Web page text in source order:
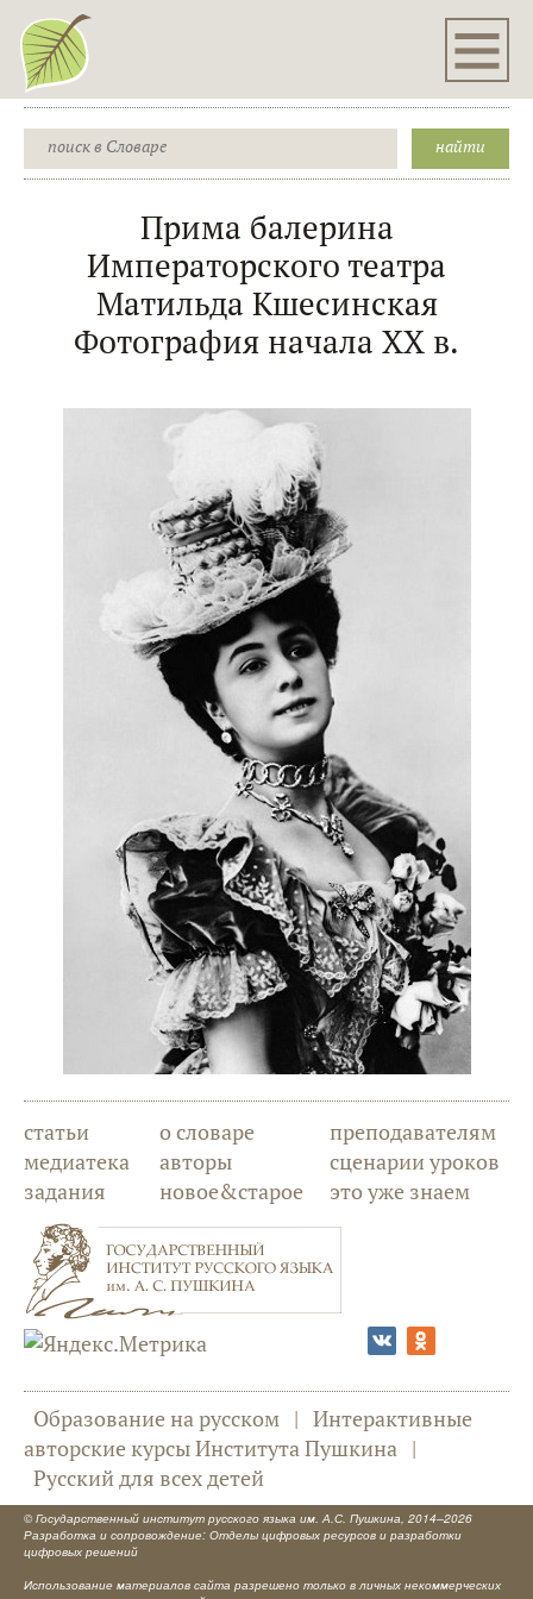
Прима балерина
Императорского театра
Матильда Кшесинская
Фотография начала ХХ в.
статьи
медиатека
задания
о словаре
авторы
новое&старое
преподавателям
сценарии уроков
это уже знаем
Образование на русском | Интерактивные
авторские курсы Института Пушкина |
Русский для всех детей
© Государственный институт русского языка им. А.С. Пушкина, 2014–2026
Разработка и сопровождение: Отделы цифровых ресурсов и разработки
цифровых решений
Использование материалов сайта разрешено только в личных некоммерческих